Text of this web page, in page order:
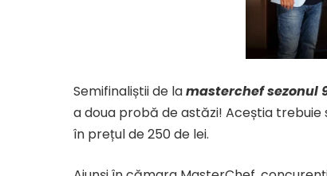
Semifinaliștii de lamasterchef sezonul
a doua probă de astăzi! Aceștia
în prețul de 250 de lei.